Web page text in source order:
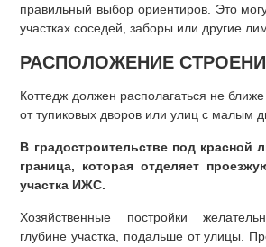
правильный выбор ориентиров. Это
участках соседей, заборы или другие
РАСПОЛОЖЕНИЕ
Коттедж должен располагаться не
от тупиковых дворов или улиц с малым
В градостроительстве под красной
граница, которая отделяет
участка ИЖС.
Хозяйственные постройки
глубине участка, подальше от улицы.